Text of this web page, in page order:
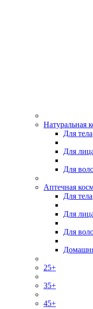
Натуральная
Для тела
Для
Для
Аптечная
Для тела
Для
Для
25+
35+
45+